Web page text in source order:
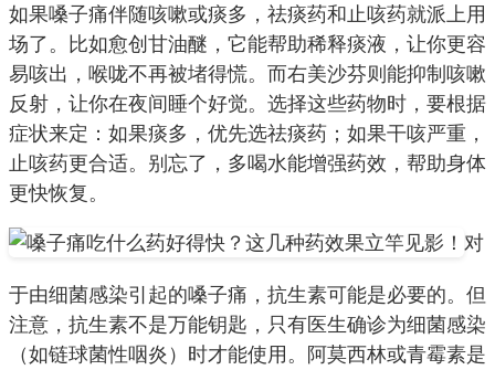
如果嗓子痛伴随咳嗽或痰多，祛痰药和止咳药就派上用
场了。比如愈创甘油醚，它能帮助稀释痰液，让你更容
易咳出，喉咙不再被堵得慌。而右美沙芬则能抑制咳嗽
反射，让你在夜间睡个好觉。选择这些药物时，要根据
症状来定：如果痰多，优先选祛痰药；如果干咳严重，
止咳药更合适。别忘了，多喝水能增强药效，帮助身体
更快恢复。
对
于由细菌感染引起的嗓子痛，抗生素可能是必要的。但
注意，抗生素不是万能钥匙，只有医生确诊为细菌感染
（如链球菌性咽炎）时才能使用。阿莫西林或青霉素是